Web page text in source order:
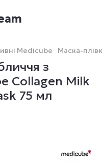
Medicube Маска-
з
Collagen Milk
75 мл